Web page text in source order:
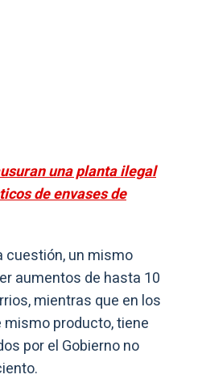
una planta ilegal
de envases de
cuestión, un mismo
aumentos de hasta 10
mientras que en los
producto, tiene
por el Gobierno no